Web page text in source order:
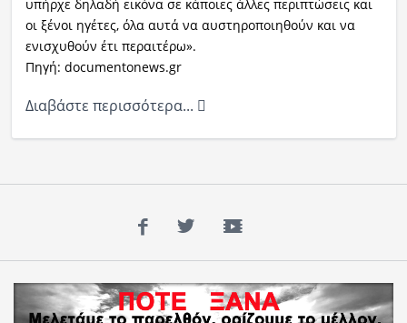
υπήρχε δηλαδή εικόνα σε κάποιες άλλες περιπτώσεις και
οι ξένοι ηγέτες, όλα αυτά να αυστηροποιηθούν και να
ενισχυθούν έτι περαιτέρω».
Πηγή: documentonews.gr
Διαβάστε περισσότερα...
Facebook
TwitterYouTube